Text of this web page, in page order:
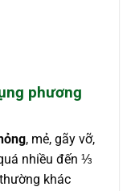
phương
, mẻ, gãy vỡ,
nhiều đến ⅓
khác